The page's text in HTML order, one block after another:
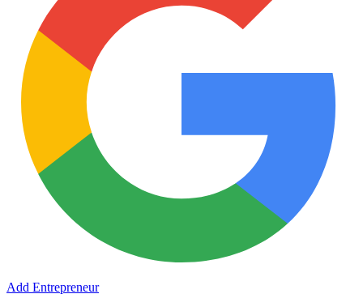
Add Entrepreneur